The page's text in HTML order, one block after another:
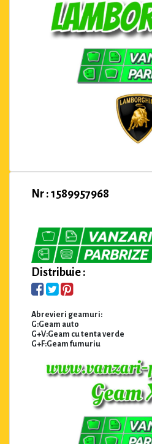
Nr : 1589957968
Distribuie :
Abrevieri geamuri:
G:Geam auto
G+V:Geam cu tenta verde
G+F:Geam fumuriu